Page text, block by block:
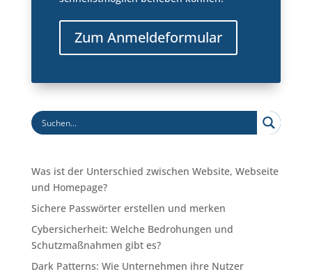
Zum Anmeldeformular
Was ist der Unterschied zwischen Website, Webseite
und Homepage?
Sichere Passwörter erstellen und merken
Cybersicherheit: Welche Bedrohungen und
Schutzmaßnahmen gibt es?
Dark Patterns: Wie Unternehmen ihre Nutzer